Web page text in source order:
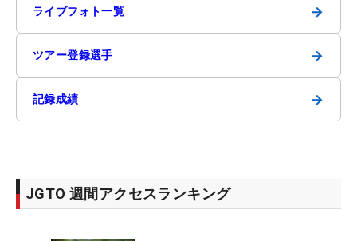
ライブフォト一覧 →
ツアー登録選手 →
記録成績 →
JGTO 週間アクセスランキング